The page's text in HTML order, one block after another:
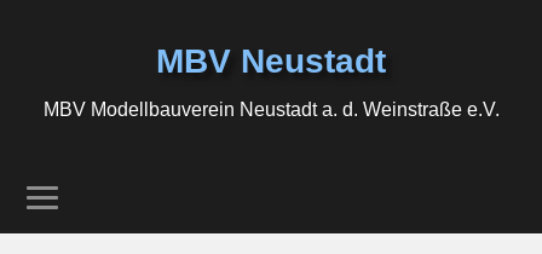
MBV Neustadt
MBV Modellbauverein Neustadt a. d. Weinstraße e.V.